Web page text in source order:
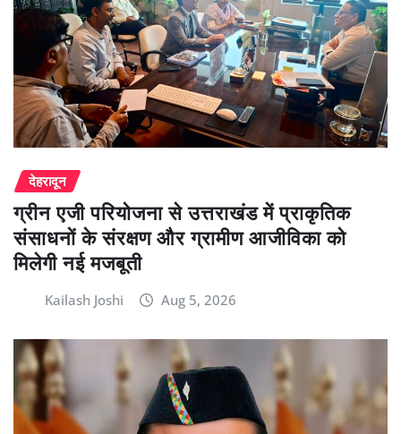
देहरादून
ग्रीन एजी परियोजना से उत्तराखंड में प्राकृतिक
संसाधनों के संरक्षण और ग्रामीण आजीविका को
मिलेगी नई मजबूती
Kailash Joshi Aug 5, 2026